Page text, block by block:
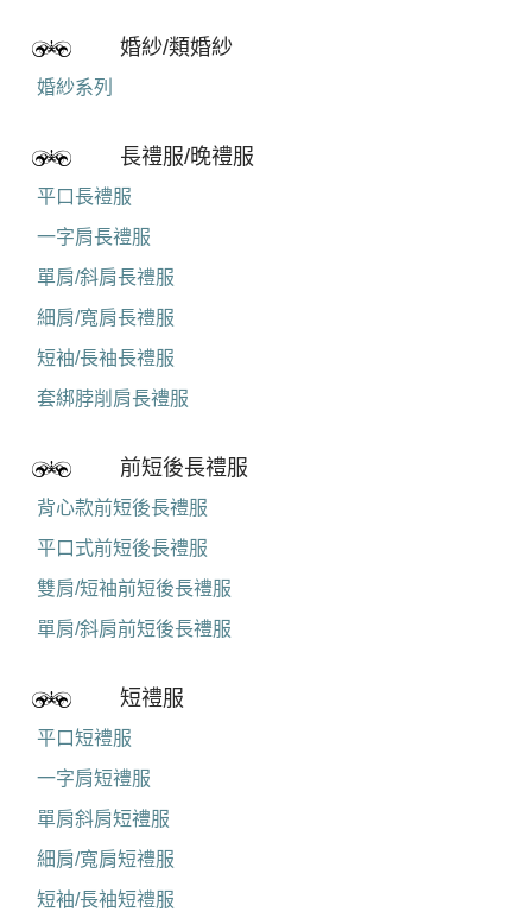
婚紗/類婚紗
婚紗系列
長禮服/晚禮服
平口長禮服
一字肩長禮服
單肩/斜肩長禮服
細肩/寬肩長禮服
短袖/長袖長禮服
套綁脖削肩長禮服
前短後長禮服
背心款前短後長禮服
平口式前短後長禮服
雙肩/短袖前短後長禮服
單肩/斜肩前短後長禮服
短禮服
平口短禮服
一字肩短禮服
單肩斜肩短禮服
細肩/寬肩短禮服
短袖/長袖短禮服